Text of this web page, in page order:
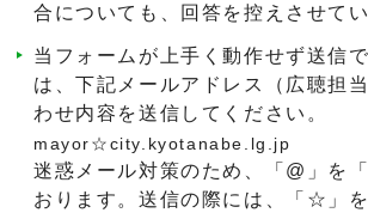
合についても、回答を控えさせて
当フォームが上手く動作せず送信
は、下記メールアドレス（広聴担
わせ内容を送信してください。
mayor☆city.kyotanabe.lg.jp
迷惑メール対策のため、「@」を
おります。送信の際には、「☆」